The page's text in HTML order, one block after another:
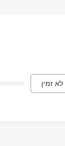
לא זמין